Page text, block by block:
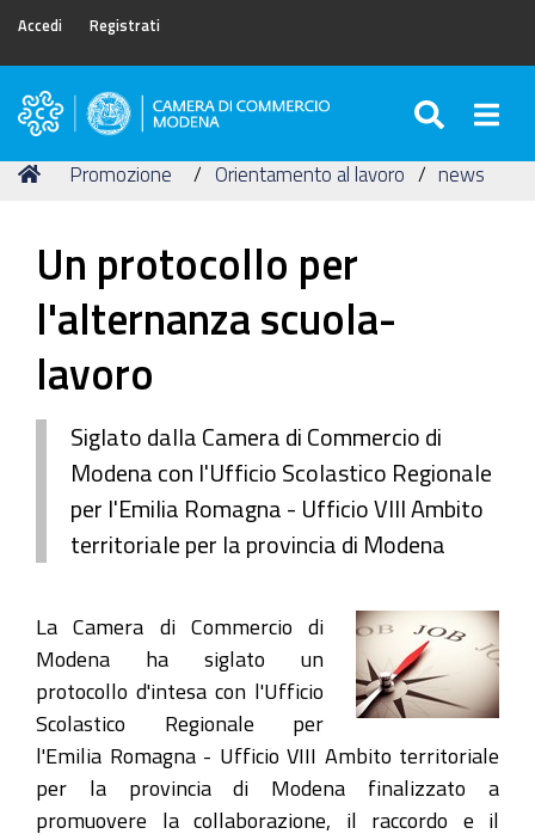
Accedi Registrati
Camera
Commercio
Tu
Home
Promozione Orientamento al lavoro news
Un protocollo per
l'alternanza scuola-
lavoro
Siglato dalla Camera di Commercio di
Modena con l'Ufficio Scolastico Regionale
per l'Emilia Romagna - Ufficio VIII Ambito
territoriale per la provincia di Modena
La Camera di Commercio di
Modena ha siglato un
protocollo d'intesa con l'Ufficio
Scolastico Regionale per
l'Emilia Romagna - Ufficio VIII Ambito territoriale
per la provincia di Modena finalizzato a
promuovere la collaborazione, il raccordo e il